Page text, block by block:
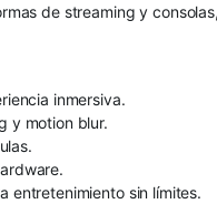
de streaming y
inmersiva.
y motion blur.
entretenimiento sin límites.